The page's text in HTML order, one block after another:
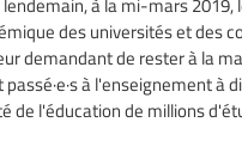
lendemain, à la mi-mars 2019,
des universités et des
demandant de rester à la
passé·e·s à l'enseignement à
de l'éducation de millions